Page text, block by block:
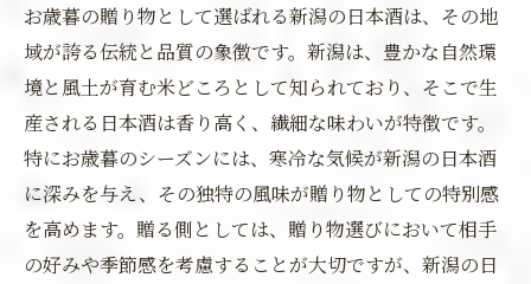
お歳暮の贈り物として選ばれる新潟の日本酒は、その地
域が誇る伝統と品質の象徴です。新潟は、豊かな自然環
境と風土が育む米どころとして知られており、そこで生
産される日本酒は香り高く、繊細な味わいが特徴です。
特にお歳暮のシーズンには、寒冷な気候が新潟の日本酒
に深みを与え、その独特の風味が贈り物としての特別感
を高めます。贈る側としては、贈り物選びにおいて相手
の好みや季節感を考慮することが大切ですが、新潟の日